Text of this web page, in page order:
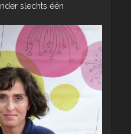
slechts één